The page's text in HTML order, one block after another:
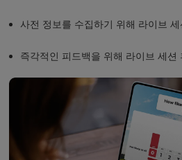
사전 정보를 수집하기 위해 라이브
즉각적인 피드백을 위해 라이브 세션